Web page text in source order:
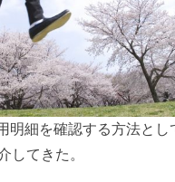
明細を確認する方法とし
してきた。